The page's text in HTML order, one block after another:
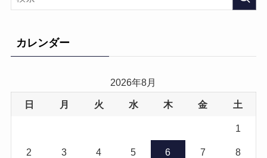
カレンダー
2026年8月
日 月 火 水 木 金 土
1
2 3 4 5 6 7 8